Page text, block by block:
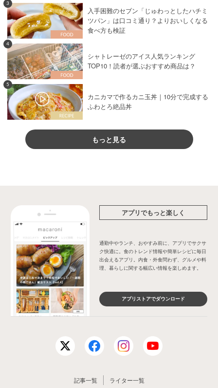
3
入手困難のセブン「じゅわっとしたハチミ
ツパン」は口コミ通り？よりおいしくなる
食べ方も検証
4
シャトレーゼのアイス人気ランキング
TOP10！読者が選ぶおすすめ商品は？
5
カニカマで作るカニ玉丼｜10分で完成する
ふわとろ絶品丼
もっと見る
アプリでもっと楽しく
通勤中やランチ、おやすみ前に、アプリでサクサ
ク快適に。食のトレンド情報や簡単レシピに毎日
出会えるアプリ。内食・外食問わず、グルメや料
理、暮らしに関する幅広い情報を楽しめます。
アプリストアでダウンロード
記事一覧 ライター一覧